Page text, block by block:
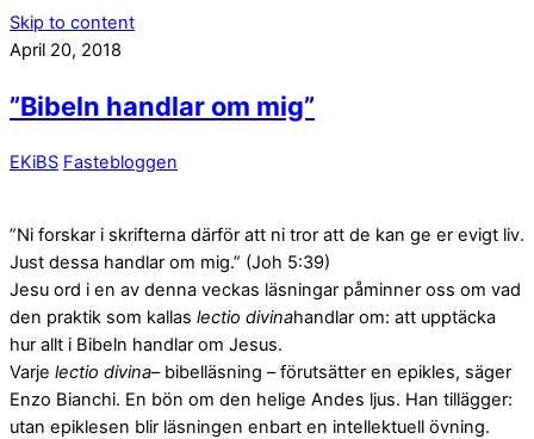
Skip to content
April 20, 2018
”Bibeln handlar om mig”
EKiBS Fastebloggen
”Ni forskar i skrifterna därför att ni tror att de kan ge er evigt liv.
Just dessa handlar om mig.” (Joh 5:39)
Jesu ord i en av denna veckas läsningar påminner oss om vad
den praktik som kallas lectio divinahandlar om: att upptäcka
hur allt i Bibeln handlar om Jesus.
Varje lectio divina– bibelläsning – förutsätter en epikles, säger
Enzo Bianchi. En bön om den helige Andes ljus. Han tillägger:
utan epiklesen blir läsningen enbart en intellektuell övning.